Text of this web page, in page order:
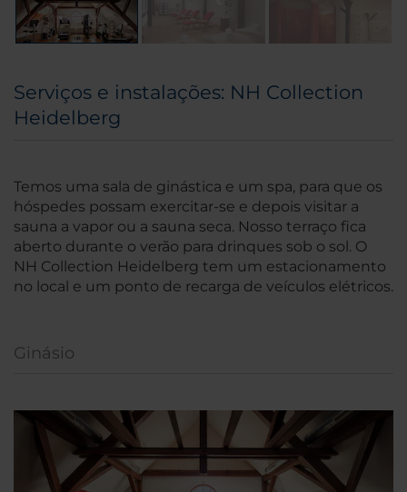
Serviços e instalações: NH Collection
Heidelberg
Temos uma sala de ginástica e um spa, para que os
hóspedes possam exercitar-se e depois visitar a
sauna a vapor ou a sauna seca. Nosso terraço fica
aberto durante o verão para drinques sob o sol. O
NH Collection Heidelberg tem um estacionamento
no local e um ponto de recarga de veículos elétricos.
Ginásio